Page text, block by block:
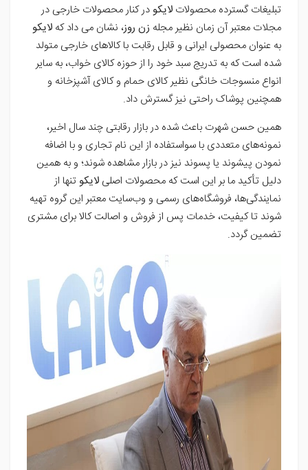
تبلیغات گسترده محصولات لایکو در کنار محصولات خارجی در
مجلات معتبر آن زمان نظیر مجله زن روز، نشان می داد که لایکو
به عنوان محصولی ایرانی و قابل رقابت با کالاهای خارجی متولد
شده است که به تدریج سبد خود را از حوزه کالای خواب، به سایر
انواع منسوجات خانگی نظیر کالای حمام و کالای آشپزخانه و
همچنین پوشاک راحتی نیز گسترش داد.
همین حسن شهرت باعث شده در بازار رقابتی چند سال اخیر،
نمونه‌های متعددی با سواستفاده از این نام تجاری و با اضافه
نمودن پیشوند یا پسوند نیز در بازار مشاهده شوند؛ و به همین
دلیل تأکید ما بر این است که محصولات اصلی لایکو تنها از
نمایندگی‌ها، فروشگاه‌های رسمی و وب‌سایت‌ معتبر این گروه تهیه
شوند تا کیفیت، خدمات پس از فروش و اصالت کالا برای مشتری
تضمین گردد.